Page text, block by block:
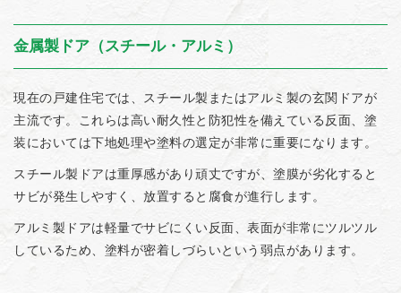
金属製ドア（スチール・アルミ）
現在の戸建住宅では、スチール製またはアルミ製の玄関ドアが
主流です。これらは高い耐久性と防犯性を備えている反面、塗
装においては下地処理や塗料の選定が非常に重要になります。
スチール製ドアは重厚感があり頑丈ですが、塗膜が劣化すると
サビが発生しやすく、放置すると腐食が進行します。
アルミ製ドアは軽量でサビにくい反面、表面が非常にツルツル
しているため、塗料が密着しづらいという弱点があります。